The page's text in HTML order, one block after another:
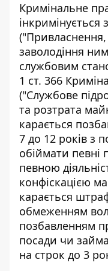
Кримінальне
інкримінується
заволодіння
службовим
1 ст. 366
("Службове
та розтрата
карається
7 до 12 років з
обіймати певні
певною
конфіскацією
карається
обмеженням
позбавленням
посади чи
на строк до 3